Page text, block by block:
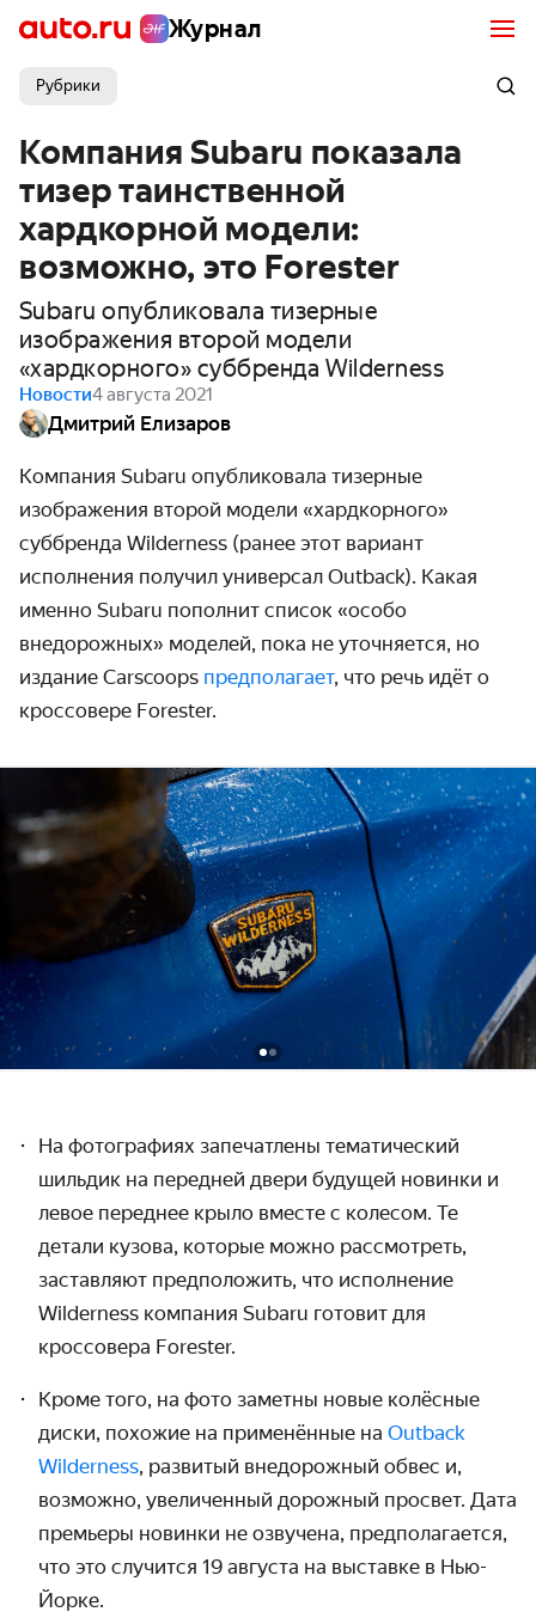
Журнал
Рубрики
Компания Subaru показала
тизер таинственной
хардкорной модели:
возможно, это Forester
Subaru опубликовала тизерные
изображения второй модели
«хардкорного» суббренда Wilderness
Новости4 августа 2021
Дмитрий Елизаров
Компания Subaru опубликовала тизерные
изображения второй модели «хардкорного»
суббренда Wilderness (ранее этот вариант
исполнения получил универсал Outback). Какая
именно Subaru пополнит список «особо
внедорожных» моделей, пока не уточняется, но
издание Carscoops предполагает, что речь идёт о
кроссовере Forester.
На фотографиях запечатлены тематический
шильдик на передней двери будущей новинки и
левое переднее крыло вместе с колесом. Те
детали кузова, которые можно рассмотреть,
заставляют предположить, что исполнение
Wilderness компания Subaru готовит для
кроссовера Forester.
Кроме того, на фото заметны новые колёсные
диски, похожие на применённые на Outback
Wilderness, развитый внедорожный обвес и,
возможно, увеличенный дорожный просвет. Дата
премьеры новинки не озвучена, предполагается,
что это случится 19 августа на выставке в Нью-
Йорке.